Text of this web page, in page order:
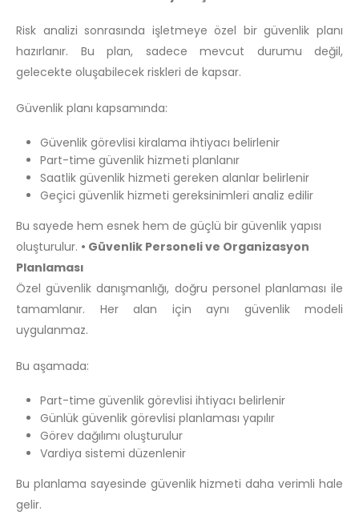
Risk analizi sonrasında işletmeye özel bir güvenlik planı
hazırlanır. Bu plan, sadece mevcut durumu değil,
gelecekte oluşabilecek riskleri de kapsar.
Güvenlik planı kapsamında:
Güvenlik görevlisi kiralama ihtiyacı belirlenir
Part-time güvenlik hizmeti planlanır
Saatlik güvenlik hizmeti gereken alanlar belirlenir
Geçici güvenlik hizmeti gereksinimleri analiz edilir
Bu sayede hem esnek hem de güçlü bir güvenlik yapısı
oluşturulur. • Güvenlik Personeli ve Organizasyon
Planlaması
Özel güvenlik danışmanlığı, doğru personel planlaması ile
tamamlanır. Her alan için aynı güvenlik modeli
uygulanmaz.
Bu aşamada:
Part-time güvenlik görevlisi ihtiyacı belirlenir
Günlük güvenlik görevlisi planlaması yapılır
Görev dağılımı oluşturulur
Vardiya sistemi düzenlenir
Bu planlama sayesinde güvenlik hizmeti daha verimli hale
gelir.